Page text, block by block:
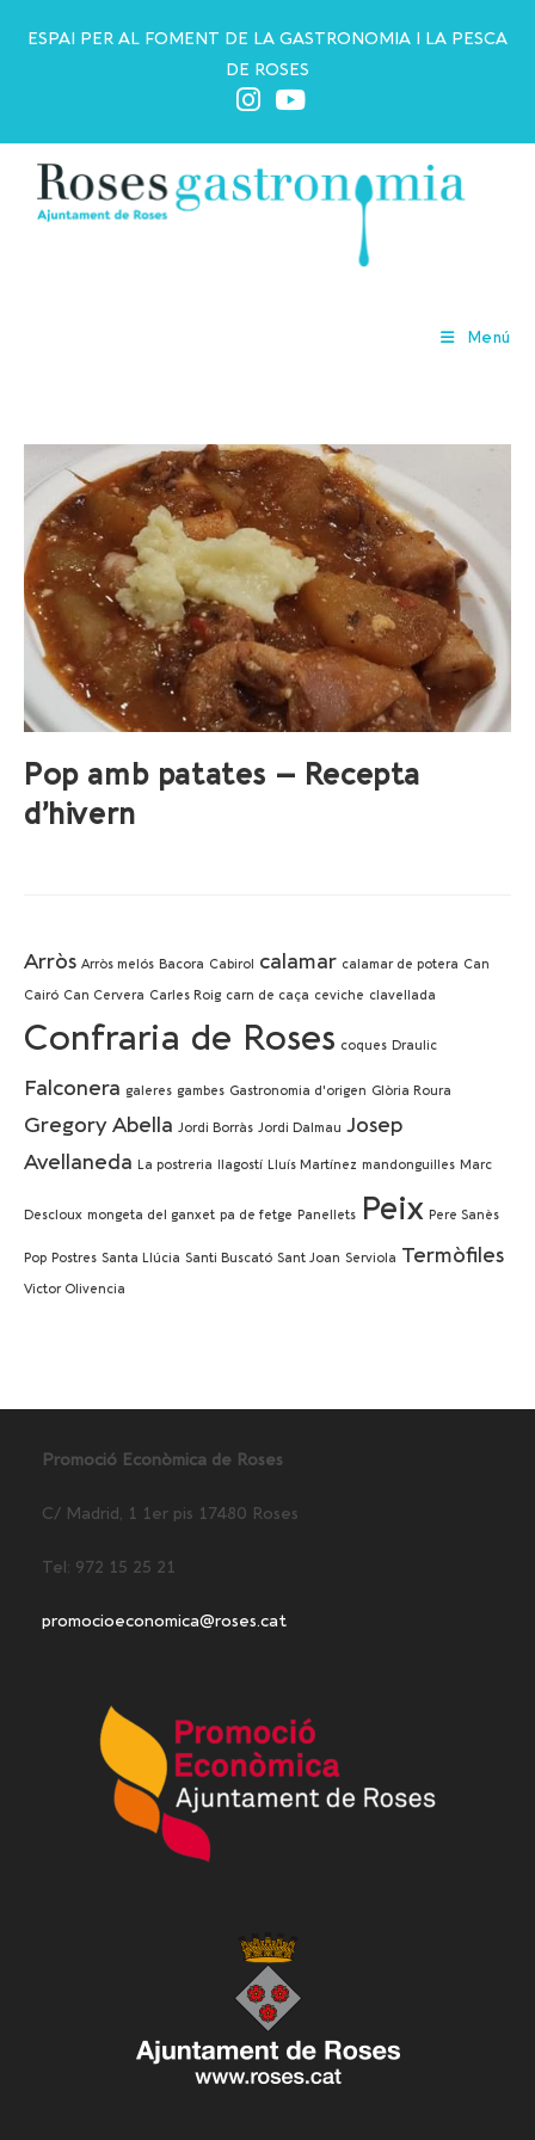
ESPAI PER AL FOMENT DE LA GASTRONOMIA I LA PESCA
DE ROSES
Menú
Pop amb patates – Recepta
d’hivern
Arròs Arròs melós Bacora Cabirol calamar calamar de potera Can
Cairó Can Cervera Carles Roig carn de caça ceviche clavellada
Confraria de Roses coques Draulic
Falconera galeres gambes Gastronomia d'origen Glòria Roura
Gregory Abella Jordi Borràs Jordi Dalmau Josep
Avellaneda La postreria llagostí Lluís Martínez mandonguilles Marc
Descloux mongeta del ganxet pa de fetge Panellets Peix Pere Sanès
Pop Postres Santa Llúcia Santi Buscató Sant Joan Serviola Termòfiles
Victor Olivencia
Promoció Econòmica de Roses
C/ Madrid, 1 1er pis 17480 Roses
Tel: 972 15 25 21
promocioeconomica@roses.cat